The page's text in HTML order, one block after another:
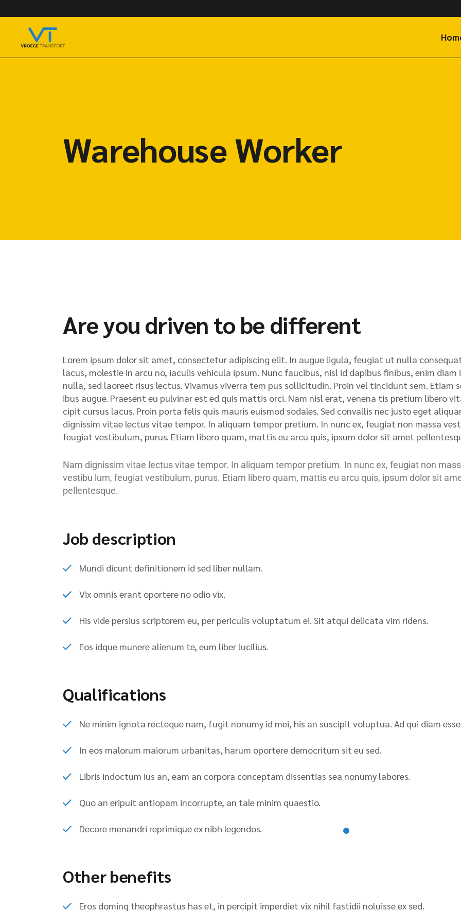
Warehouse Worker
Are you driven to be different
Lorem ipsum dolor sit amet, consectetur adipiscing elit. In augue ligula, feugiat ut nulla
lacus, molestie in arcu no, iaculis vehicula ipsum. Nunc faucibus, nisl id dapibus finibus, enim
nulla, sed laoreet risus lectus. Vivamus viverra tem pus sollicitudin. Proin vel tincidunt sem. Etiam
ibus augue. Praesent eu pulvinar est ed quis mattis orci. Nam nisl erat, venena tis pretium libero
cipit cursus lacus. Proin porta felis quis mauris euismod sodales. Sed convallis nec justo eget
dignissim vitae lectus vitae tempor. In aliquam tempor pretium. In nunc ex, feugiat non massa
feugiat vestibulum, purus. Etiam libero quam, mattis eu arcu quis, ipsum dolor sit amet
Nam dignissim vitae lectus vitae tempor. In aliquam tempor pretium. In nunc ex, feugiat non
vestibu lum, feugiat vestibulum, purus. Etiam libero quam, mattis eu arcu quis, ipsum dolor sit
pellentesque.
Job description
Mundi dicunt definitionem id sed liber nullam.
Vix omnis erant oportere no odio vix.
His vide persius scriptorem eu, per periculis voluptatum ei. Sit atqui delicata vim ridens.
Eos idque munere alienum te, eum liber lucilius.
Qualifications
Ne minim ignota recteque nam, fugit nonumy id mei, his an suscipit voluptua. Ad qui diam
In eos malorum maiorum urbanitas, harum oportere democritum sit eu sed.
Libris indoctum ius an, eam an corpora conceptam dissentias sea nonumy labores.
Quo an eripuit antiopam incorrupte, an tale minim quaestio.
Decore menandri reprimique ex nibh legendos.
Other benefits
Eros doming theophrastus has et, in percipit imperdiet vix nihil fastidii noluisse ex sed.